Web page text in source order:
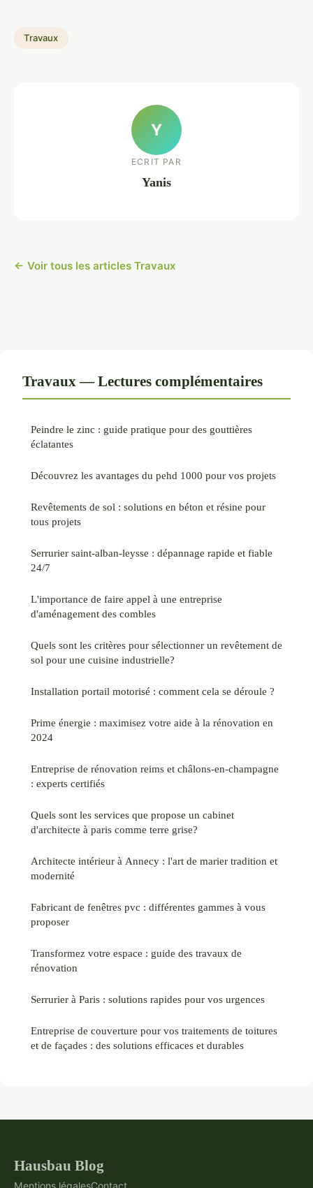
Travaux
Y
ECRIT PAR
Yanis
← Voir tous les articles Travaux
Travaux — Lectures complémentaires
Peindre le zinc : guide pratique pour des gouttières
éclatantes
Découvrez les avantages du pehd 1000 pour vos projets
Revêtements de sol : solutions en béton et résine pour
tous projets
Serrurier saint-alban-leysse : dépannage rapide et fiable
24/7
L'importance de faire appel à une entreprise
d'aménagement des combles
Quels sont les critères pour sélectionner un revêtement de
sol pour une cuisine industrielle?
Installation portail motorisé : comment cela se déroule ?
Prime énergie : maximisez votre aide à la rénovation en
2024
Entreprise de rénovation reims et châlons-en-champagne
: experts certifiés
Quels sont les services que propose un cabinet
d'architecte à paris comme terre grise?
Architecte intérieur à Annecy : l'art de marier tradition et
modernité
Fabricant de fenêtres pvc : différentes gammes à vous
proposer
Transformez votre espace : guide des travaux de
rénovation
Serrurier à Paris : solutions rapides pour vos urgences
Entreprise de couverture pour vos traitements de toitures
et de façades : des solutions efficaces et durables
Hausbau Blog
Mentions légalesContact